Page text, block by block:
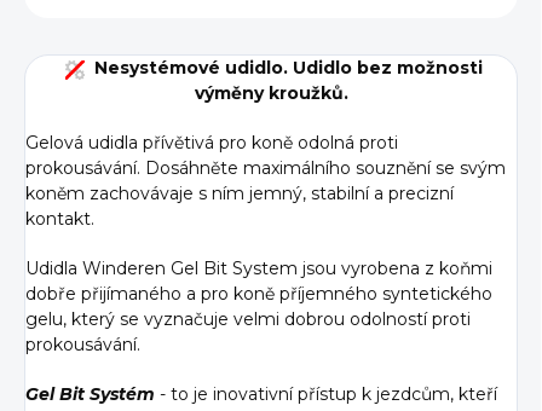
Nesystémové udidlo. Udidlo bez možnosti
výměny kroužků.
Gelová udidla přívětivá pro koně odolná proti
prokousávání. Dosáhněte maximálního souznění se svým
koněm zachovávaje s ním jemný, stabilní a precizní
kontakt.
Udidla Winderen Gel Bit System jsou vyrobena z koňmi
dobře přijímaného a pro koně příjemného syntetického
gelu, který se vyznačuje velmi dobrou odolností proti
prokousávání.
Gel Bit Systém - to je inovativní přístup k jezdcům, kteří